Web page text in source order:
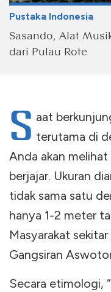
Pustaka Indonesia
Sasando, Alat
dari Pulau Rote
S aat
terutama di
Anda akan
berjajar. Ukuran
tidak sama satu
hanya 1-2 meter
Masyarakat
Gangsiran
Secara etimologi,